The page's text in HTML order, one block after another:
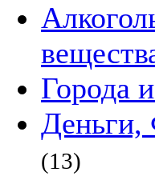
Города
(13)